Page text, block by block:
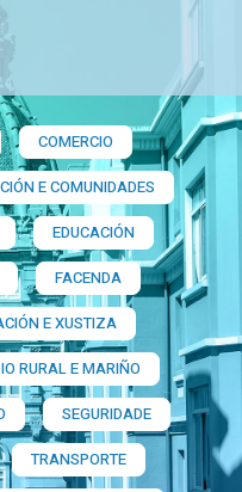
COMERCIO
E COMUNIDADES
EDUCACIÓN
FACENDA
E XUSTIZA
RURAL E MARIÑO
SEGURIDADE
TRANSPORTE